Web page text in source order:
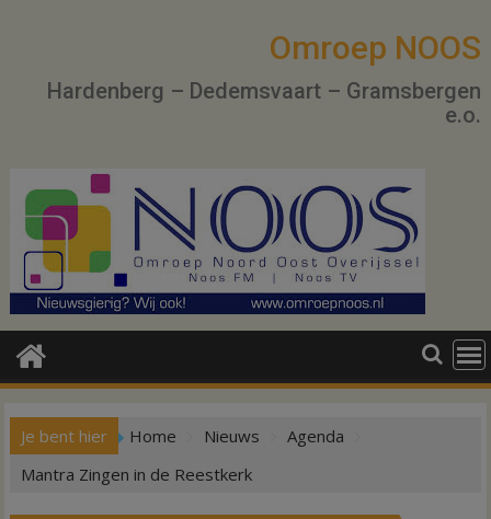
Omroep NOOS
Hardenberg – Dedemsvaart – Gramsbergen
e.o.
Je bent hier Home Nieuws
Agenda
Mantra Zingen in de Reestkerk